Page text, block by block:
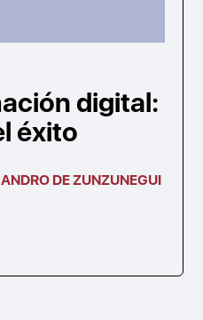
digital:
éxito
DE ZUNZUNEGUI